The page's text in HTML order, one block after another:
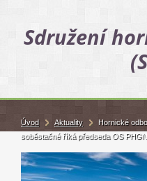
Sdružení
Úvod Aktuality
Hornické
soběstačné říká předseda OS